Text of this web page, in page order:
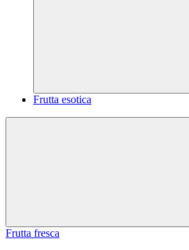
Frutta esotica
Frutta fresca